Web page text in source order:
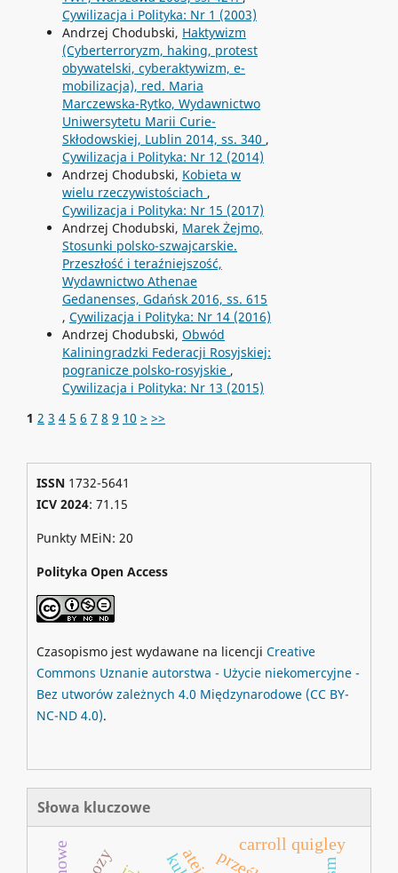
Cywilizacja i Polityka: Nr 1 (2003)
Andrzej Chodubski, Haktywizm
(Cyberterroryzm, haking, protest
obywatelski, cyberaktywizm, e-
mobilizacja), red. Maria
Marczewska-Rytko, Wydawnictwo
Uniwersytetu Marii Curie-
Skłodowskiej, Lublin 2014, ss. 340 ,
Cywilizacja i Polityka: Nr 12 (2014)
Andrzej Chodubski, Kobieta w
wielu rzeczywistościach ,
Cywilizacja i Polityka: Nr 15 (2017)
Andrzej Chodubski, Marek Żejmo,
Stosunki polsko-szwajcarskie.
Przeszłość i teraźniejszość,
Wydawnictwo Athenae
Gedanenses, Gdańsk 2016, ss. 615
, Cywilizacja i Polityka: Nr 14 (2016)
Andrzej Chodubski, Obwód
Kaliningradzki Federacji Rosyjskiej:
pogranicze polsko-rosyjskie ,
Cywilizacja i Polityka: Nr 13 (2015)
1 2 3 4 5 6 7 8 9 10 > >>
ISSN1732-5641
ICV 2024: 71.15
Punkty MEiN: 20
Polityka Open Access
Czasopismo jest wydawane na licencji Creative
Commons Uznanie autorstwa - Użycie niekomercyjne -
Bez utworów zależnych 4.0 Międzynarodowe (CC BY-
NC-ND 4.0).
Słowa kluczowe
carroll quigley